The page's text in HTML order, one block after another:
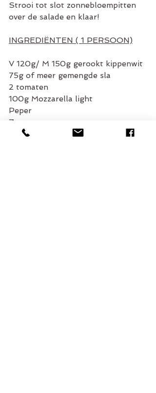
Strooi tot slot zonnebloempitten
over de salade en klaar!
INGREDIËNTEN ( 1 PERSOON)
V 120g/ M 150g gerookt kippenwit
75g of meer gemengde sla
2 tomaten
100g Mozzarella light
Peper
Zout
10g pijnboonpitten